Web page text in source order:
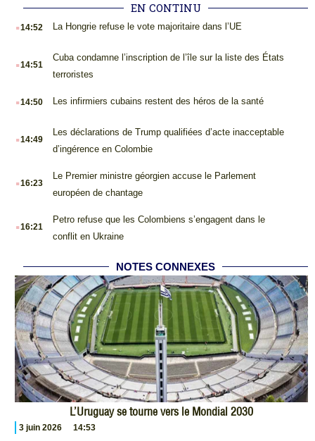
EN CONTINU
.14:52 La Hongrie refuse le vote majoritaire dans l’UE
.14:51
Cuba condamne l’inscription de l’île sur la liste des États
terroristes
.14:50 Les infirmiers cubains restent des héros de la santé
.14:49
Les déclarations de Trump qualifiées d’acte inacceptable
d’ingérence en Colombie
.16:23
Le Premier ministre géorgien accuse le Parlement
européen de chantage
.16:21
Petro refuse que les Colombiens s’engagent dans le
conflit en Ukraine
NOTES CONNEXES
L’Uruguay se tourne vers le Mondial 2030
3 juin 2026 14:53